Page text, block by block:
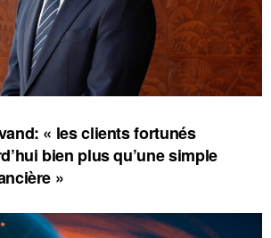
« les clients fortunés
bien plus qu’une simple
»